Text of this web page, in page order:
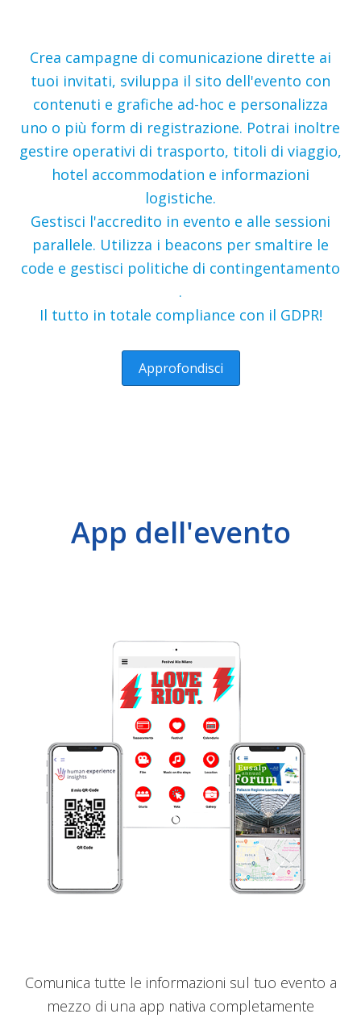
Crea campagne di comunicazione dirette ai
tuoi invitati, sviluppa il sito dell'evento con
contenuti e grafiche ad-hoc e personalizza
uno o più form di registrazione. Potrai inoltre
gestire operativi di trasporto, titoli di viaggio,
hotel accommodation e informazioni
logistiche.
Gestisci l'accredito in evento e alle sessioni
parallele. Utilizza i beacons per smaltire le
code e gestisci politiche di contingentamento
.
Il tutto in totale compliance con il GDPR!
Approfondisci
App dell'evento
Comunica tutte le informazioni sul tuo evento a
mezzo di una app nativa completamente